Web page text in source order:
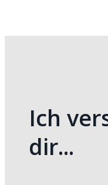
Ich
dir...